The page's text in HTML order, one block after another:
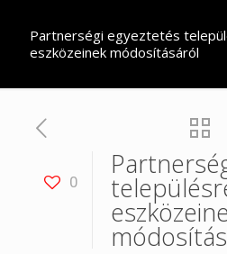
Partnerségi egyeztetés
eszközeinek módosításáról
0